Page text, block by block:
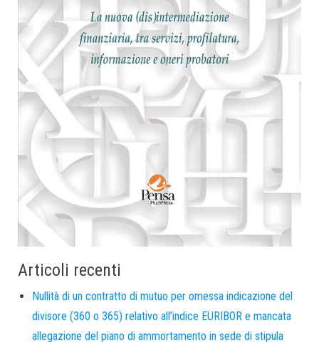
Articoli recenti
Nullità di un contratto di mutuo per omessa indicazione del
divisore (360 o 365) relativo all’indice EURIBOR e mancata
allegazione del piano di ammortamento in sede di stipula